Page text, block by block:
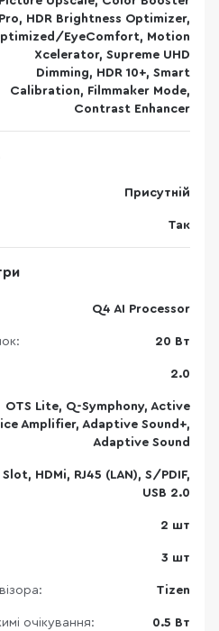
Pro, HDR Brightness Optimizer,
EyeComfort, Motion
Xcelerator, Supreme UHD
Dimming, HDR 10+, Smart
Calibration, Filmmaker Mode,
Contrast Enhancer
Присутній
Так
Q4 AI Processor
20 Вт
2.0
OTS Lite, Q-Symphony, Active
Amplifier, Adaptive Sound+,
Adaptive Sound
Slot, HDMi, RJ45 (LAN), S/PDIF,
USB 2.0
2 шт
3 шт
Tizen
очікування: 0.5 Вт